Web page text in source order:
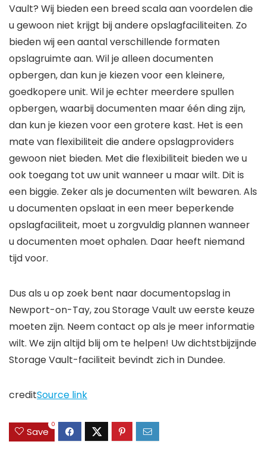
Vault? Wij bieden een breed scala aan voordelen die
u gewoon niet krijgt bij andere opslagfaciliteiten. Zo
bieden wij een aantal verschillende formaten
opslagruimte aan. Wil je alleen documenten
opbergen, dan kun je kiezen voor een kleinere,
goedkopere unit. Wil je echter meerdere spullen
opbergen, waarbij documenten maar één ding zijn,
dan kun je kiezen voor een grotere kast. Het is een
mate van flexibiliteit die andere opslagproviders
gewoon niet bieden. Met die flexibiliteit bieden we u
ook toegang tot uw unit wanneer u maar wilt. Dit is
een biggie. Zeker als je documenten wilt bewaren. Als
u documenten opslaat in een meer beperkende
opslagfaciliteit, moet u zorgvuldig plannen wanneer
u documenten moet ophalen. Daar heeft niemand
tijd voor.
Dus als u op zoek bent naar documentopslag in
Newport-on-Tay, zou Storage Vault uw eerste keuze
moeten zijn. Neem contact op als je meer informatie
wilt. We zijn altijd blij om te helpen! Uw dichtstbijzijnde
Storage Vault-faciliteit bevindt zich in Dundee.
creditSource link
Save
0